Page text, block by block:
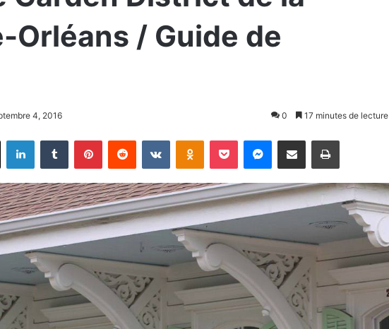
Orléans / Guide de
4, 2016 0 17 minutes de lecture